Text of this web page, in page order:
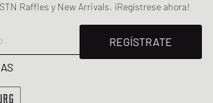
Raffles y New Arrivals. ¡Regístrese ahora!
REGÍSTRATE